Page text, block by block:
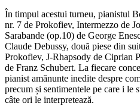
În timpul acestui turneu, pianistul
nr. 7 de Prokofiev, Intermezzo de
Sarabande (op.10) de George
Claude Debussy, două piese din
Prokofiev, J-Rhapsody de Ciprian
de Franz Schubert. La fiecare
pianist amănunte inedite despre
precum și sentimentele pe care i le
câte ori le interpretează.